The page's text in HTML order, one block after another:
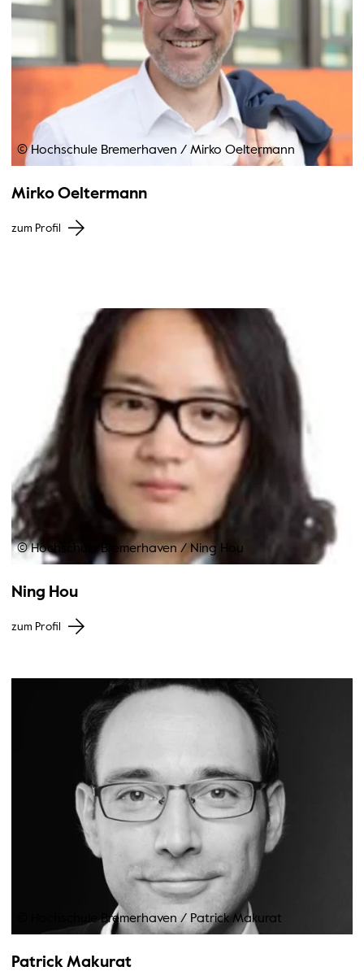
© Hochschule Bremerhaven / Mirko Oeltermann
Mirko Oeltermann
zum Profil
© Hochschule Bremerhaven / Ning Hou
Ning Hou
zum Profil
© Hochschule Bremerhaven / Patrick Makurat
Patrick Makurat